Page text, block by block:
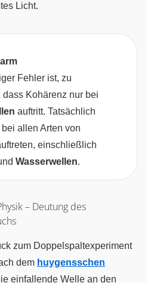
Licht.
Fehler ist, zu
dass Kohärenz nur bei
auftritt. Tatsächlich
allen Arten von
einschließlich
Wasserwellen.
– Deutung des
zum Doppelspaltexperiment
dem huygensschen
einfallende Welle an den